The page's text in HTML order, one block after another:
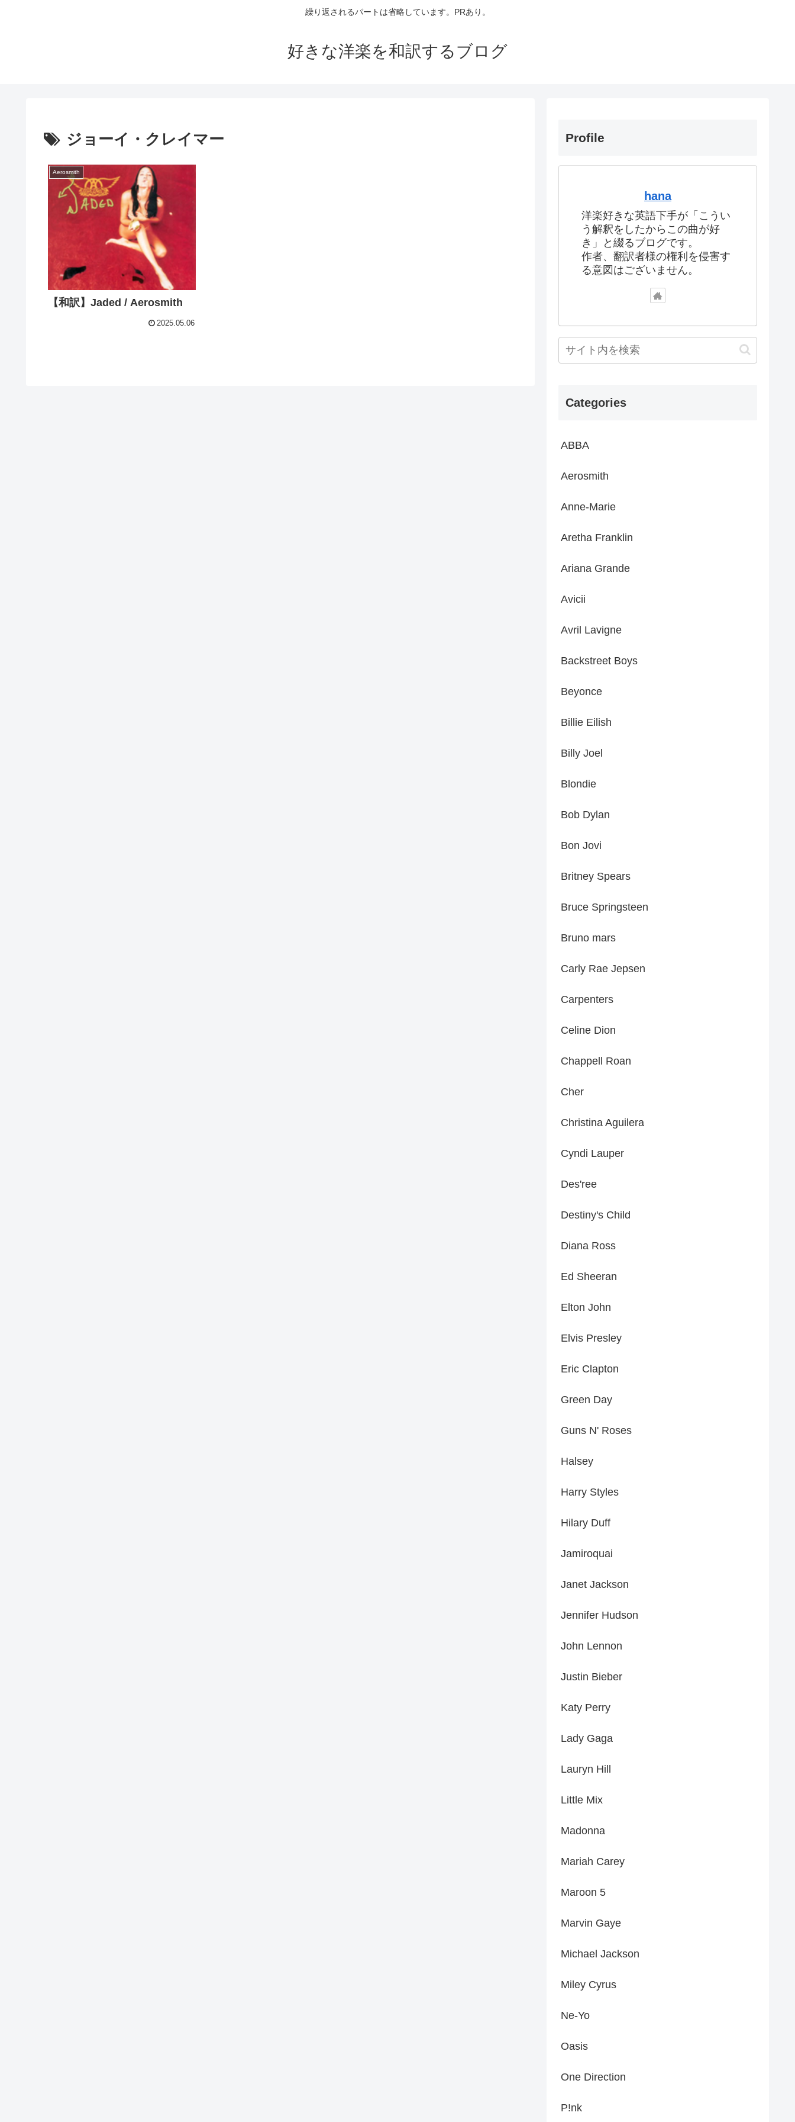
繰り返されるパートは省略しています。PRあり。
好きな洋楽を和訳するブログ
ジョーイ・クレイマー
Aerosmith
【和訳】Jaded / Aerosmith
2025.05.06
Profile
hana
洋楽好きな英語下手が「こうい
う解釈をしたからこの曲が好
き」と綴るブログです。
作者、翻訳者様の権利を侵害す
る意図はございません。
Categories
ABBA
Aerosmith
Anne-Marie
Aretha Franklin
Ariana Grande
Avicii
Avril Lavigne
Backstreet Boys
Beyonce
Billie Eilish
Billy Joel
Blondie
Bob Dylan
Bon Jovi
Britney Spears
Bruce Springsteen
Bruno mars
Carly Rae Jepsen
Carpenters
Celine Dion
Chappell Roan
Cher
Christina Aguilera
Cyndi Lauper
Des'ree
Destiny's Child
Diana Ross
Ed Sheeran
Elton John
Elvis Presley
Eric Clapton
Green Day
Guns N' Roses
Halsey
Harry Styles
Hilary Duff
Jamiroquai
Janet Jackson
Jennifer Hudson
John Lennon
Justin Bieber
Katy Perry
Lady Gaga
Lauryn Hill
Little Mix
Madonna
Mariah Carey
Maroon 5
Marvin Gaye
Michael Jackson
Miley Cyrus
Ne-Yo
Oasis
One Direction
P!nk